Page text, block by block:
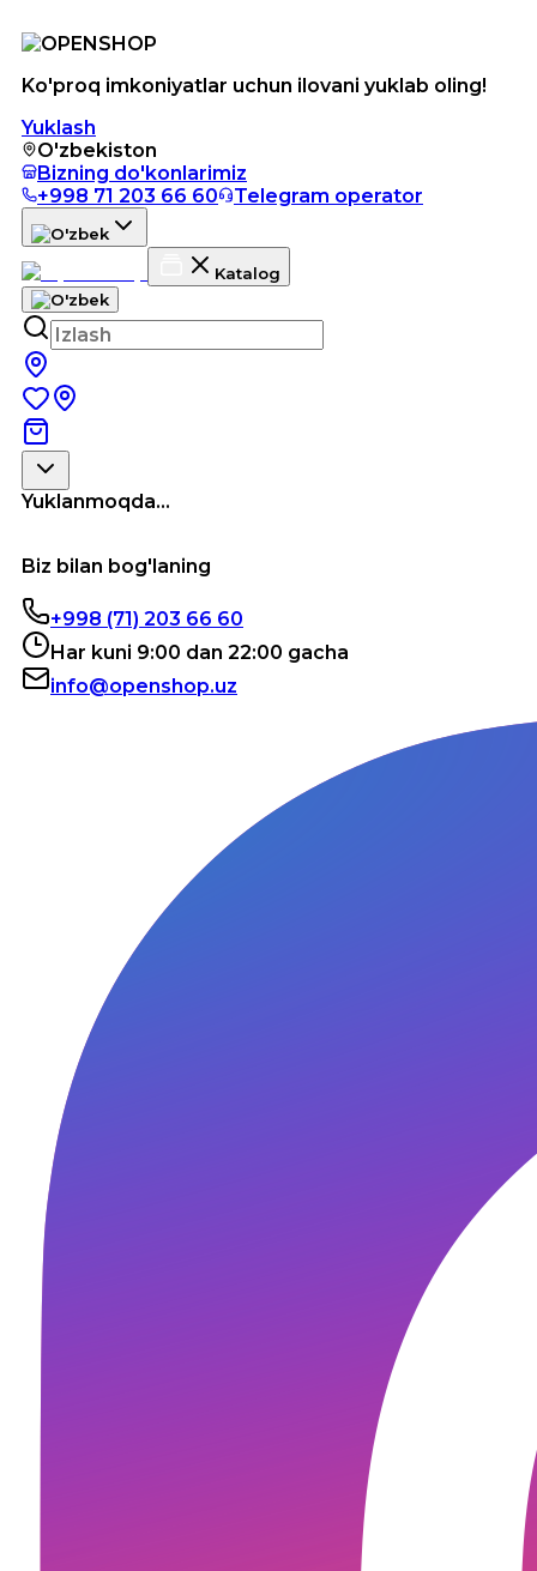
Ko'proq imkoniyatlar uchun ilovani yuklab oling!
Yuklash
O'zbekiston
Bizning do'konlarimiz
+998 71 203 66 60
Telegram operator
Katalog
Yuklanmoqda...
Biz bilan bog'laning
+998 (71) 203 66 60
Har kuni 9:00 dan 22:00 gacha
info@openshop.uz